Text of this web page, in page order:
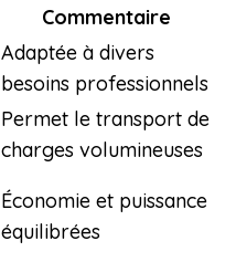
Commentaire
Adaptée à divers
besoins professionnels
Permet le transport de
charges volumineuses
Économie et puissance
équilibrées